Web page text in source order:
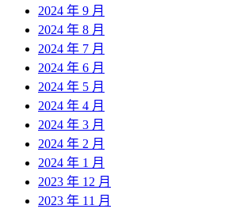
2024 年 9 月
2024 年 8 月
2024 年 7 月
2024 年 6 月
2024 年 5 月
2024 年 4 月
2024 年 3 月
2024 年 2 月
2024 年 1 月
2023 年 12 月
2023 年 11 月